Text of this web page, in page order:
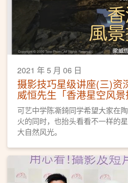
2021 年 5 月 06 日
摄影技巧星级讲座(三)资
威恒先生「香港星空风景
可艺中学陈凘錡同学希望大家在
火的同时，也抬头看看不一样的
大自然风光。